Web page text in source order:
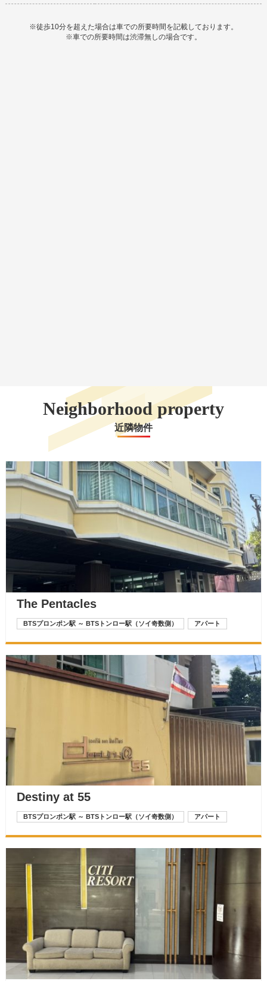
※徒歩10分を超えた場合は車での所要時間を記載しております。
※車での所要時間は渋滞無しの場合です。
Neighborhood property
近隣物件
The Pentacles
BTSプロンポン駅 ～ BTSトンロー駅（ソイ奇数側） アパート
Destiny at 55
BTSプロンポン駅 ～ BTSトンロー駅（ソイ奇数側） アパート